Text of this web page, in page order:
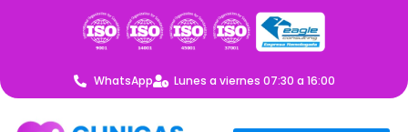
WhatsApp Lunes a viernes 07:30 a 16:00